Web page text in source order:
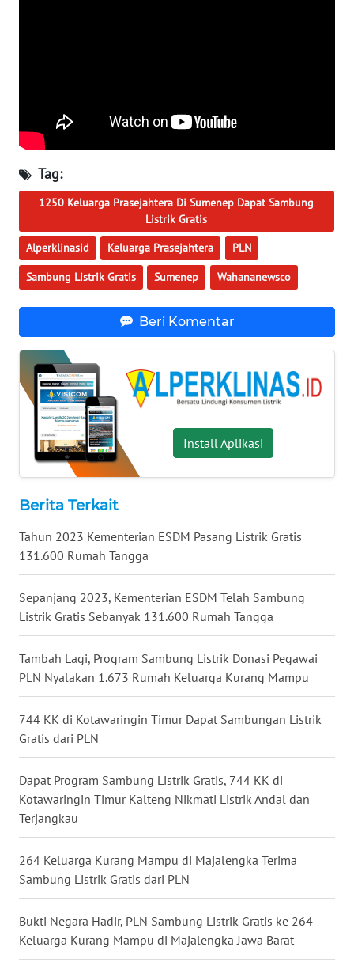
Tag:
1250 Keluarga Prasejahtera Di Sumenep Dapat Sambung
Listrik Gratis
Alperklinasid Keluarga Prasejahtera PLN
Sambung Listrik Gratis Sumenep Wahananewsco
Beri Komentar
Install Aplikasi
Berita Terkait
Tahun 2023 Kementerian ESDM Pasang Listrik Gratis
131.600 Rumah Tangga
Sepanjang 2023, Kementerian ESDM Telah Sambung
Listrik Gratis Sebanyak 131.600 Rumah Tangga
Tambah Lagi, Program Sambung Listrik Donasi Pegawai
PLN Nyalakan 1.673 Rumah Keluarga Kurang Mampu
744 KK di Kotawaringin Timur Dapat Sambungan Listrik
Gratis dari PLN
Dapat Program Sambung Listrik Gratis, 744 KK di
Kotawaringin Timur Kalteng Nikmati Listrik Andal dan
Terjangkau
264 Keluarga Kurang Mampu di Majalengka Terima
Sambung Listrik Gratis dari PLN
Bukti Negara Hadir, PLN Sambung Listrik Gratis ke 264
Keluarga Kurang Mampu di Majalengka Jawa Barat
WN
KALTIM
WN
SULSEL
WN
GORONTALO
WN
MALUKU
WN
MALUT
WN
WN
DANAU
WN
LANGKAT
WN
TAPANULI
SELATAN
WN
TANJUNG
LESUNG
WN
KARO
WN